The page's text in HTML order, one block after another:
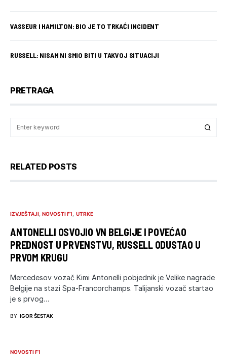
VASSEUR I HAMILTON: BIO JE TO TRKAĆI INCIDENT
RUSSELL: NISAM NI SMIO BITI U TAKVOJ SITUACIJI
PRETRAGA
RELATED POSTS
IZVJEŠTAJI NOVOSTI F1 UTRKE
ANTONELLI OSVOJIO VN BELGIJE I POVEĆAO
PREDNOST U PRVENSTVU, RUSSELL ODUSTAO U
PRVOM KRUGU
Mercedesov vozač Kimi Antonelli pobjednik je Velike nagrade
Belgije na stazi Spa-Francorchamps. Talijanski vozač startao
je s prvog…
BY IGOR ŠESTAK
NOVOSTI F1